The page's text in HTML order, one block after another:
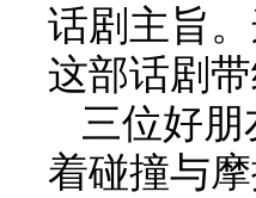
话剧主旨
这部话剧
三位好
着碰撞与